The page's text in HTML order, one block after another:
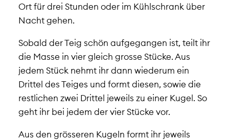
Ort für drei Stunden oder im Kühlschrank über
Nacht gehen.
Sobald der Teig schön aufgegangen ist, teilt ihr
die Masse in vier gleich grosse Stücke. Aus
jedem Stück nehmt ihr dann wiederum ein
Drittel des Teiges und formt diesen, sowie die
restlichen zwei Drittel jeweils zu einer Kugel. So
geht ihr bei jedem der vier Stücke vor.
Aus den grösseren Kugeln formt ihr jeweils